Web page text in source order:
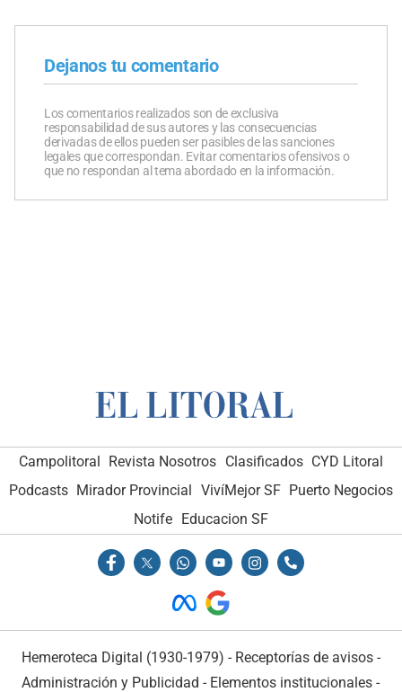
Dejanos tu comentario
Los comentarios realizados son de exclusiva
responsabilidad de sus autores y las consecuencias
derivadas de ellos pueden ser pasibles de las sanciones
legales que correspondan. Evitar comentarios ofensivos o
que no respondan al tema abordado en la información.
Campolitoral Revista Nosotros Clasificados CYD Litoral
Podcasts Mirador Provincial VivíMejor SF Puerto Negocios
Notife Educacion SF
Hemeroteca Digital (1930-1979) - Receptorías de avisos -
Administración y Publicidad - Elementos institucionales -